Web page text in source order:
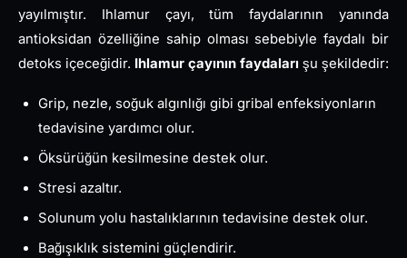
yayılmıştır. Ihlamur çayı, tüm faydalarının yanında
antioksidan özelliğine sahip olması sebebiyle faydalı bir
detoks içeceğidir. Ihlamur çayının faydaları şu şekildedir:
Grip, nezle, soğuk algınlığı gibi gribal enfeksiyonların
tedavisine yardımcı olur.
Öksürüğün kesilmesine destek olur.
Stresi azaltır.
Solunum yolu hastalıklarının tedavisine destek olur.
Bağışıklık sistemini güçlendirir.